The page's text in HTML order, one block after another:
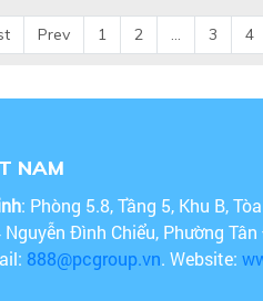
Prev 1 2 ... 3 4
NAM
: Phòng 5.8, Tầng 5, Khu B,
Nguyễn Đình Chiểu, Phường
888@pcgroup.vn. Website: